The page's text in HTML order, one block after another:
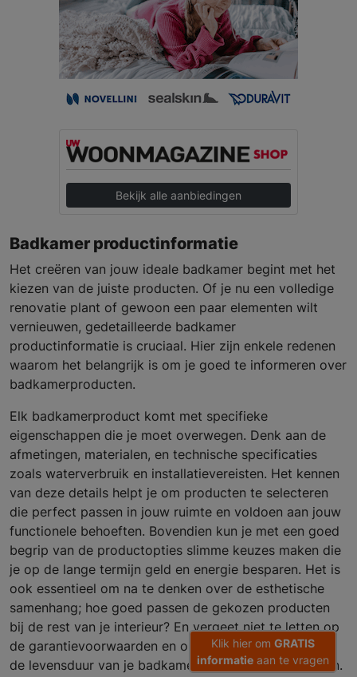
Bekijk alle aanbiedingen
Badkamer productinformatie
Het creëren van jouw ideale badkamer begint met het
kiezen van de juiste producten. Of je nu een volledige
renovatie plant of gewoon een paar elementen wilt
vernieuwen, gedetailleerde badkamer
productinformatie is cruciaal. Hier zijn enkele redenen
waarom het belangrijk is om je goed te informeren over
badkamerproducten.
Elk badkamerproduct komt met specifieke
eigenschappen die je moet overwegen. Denk aan de
afmetingen, materialen, en technische specificaties
zoals waterverbruik en installatievereisten. Het kennen
van deze details helpt je om producten te selecteren
die perfect passen in jouw ruimte en voldoen aan jouw
functionele behoeften. Bovendien kun je met een goed
begrip van de productopties slimme keuzes maken die
je op de lange termijn geld en energie besparen. Het is
ook essentieel om na te denken over de esthetische
samenhang; hoe goed passen de gekozen producten
bij de rest van je interieur? En vergeet niet te letten op
de garantievoorwaarden en onderhoudsvereisten om
de levensduur van je badkamerproducten te verlengen.
Klik hier om GRATIS
informatie aan te vragen